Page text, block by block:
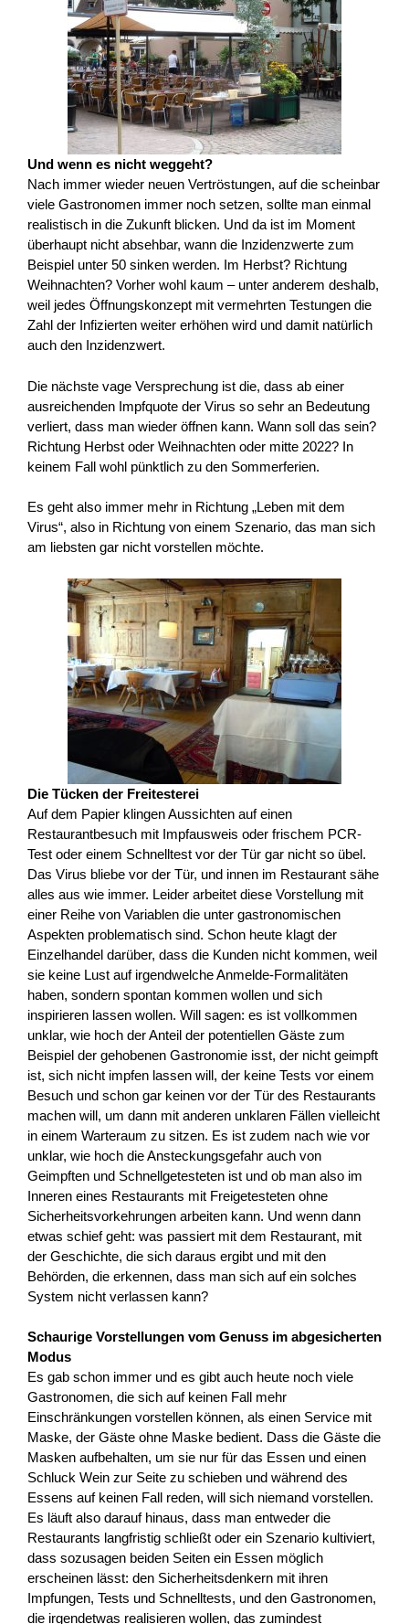
Und wenn es nicht weggeht?
Nach immer wieder neuen Vertröstungen, auf die scheinbar
viele Gastronomen immer noch setzen, sollte man einmal
realistisch in die Zukunft blicken. Und da ist im Moment
überhaupt nicht absehbar, wann die Inzidenzwerte zum
Beispiel unter 50 sinken werden. Im Herbst? Richtung
Weihnachten? Vorher wohl kaum – unter anderem deshalb,
weil jedes Öffnungskonzept mit vermehrten Testungen die
Zahl der Infizierten weiter erhöhen wird und damit natürlich
auch den Inzidenzwert.
Die nächste vage Versprechung ist die, dass ab einer
ausreichenden Impfquote der Virus so sehr an Bedeutung
verliert, dass man wieder öffnen kann. Wann soll das sein?
Richtung Herbst oder Weihnachten oder mitte 2022? In
keinem Fall wohl pünktlich zu den Sommerferien.
Es geht also immer mehr in Richtung „Leben mit dem
Virus“, also in Richtung von einem Szenario, das man sich
am liebsten gar nicht vorstellen möchte.
Die Tücken der Freitesterei
Auf dem Papier klingen Aussichten auf einen
Restaurantbesuch mit Impfausweis oder frischem PCR-
Test oder einem Schnelltest vor der Tür gar nicht so übel.
Das Virus bliebe vor der Tür, und innen im Restaurant sähe
alles aus wie immer. Leider arbeitet diese Vorstellung mit
einer Reihe von Variablen die unter gastronomischen
Aspekten problematisch sind. Schon heute klagt der
Einzelhandel darüber, dass die Kunden nicht kommen, weil
sie keine Lust auf irgendwelche Anmelde-Formalitäten
haben, sondern spontan kommen wollen und sich
inspirieren lassen wollen. Will sagen: es ist vollkommen
unklar, wie hoch der Anteil der potentiellen Gäste zum
Beispiel der gehobenen Gastronomie isst, der nicht geimpft
ist, sich nicht impfen lassen will, der keine Tests vor einem
Besuch und schon gar keinen vor der Tür des Restaurants
machen will, um dann mit anderen unklaren Fällen vielleicht
in einem Warteraum zu sitzen. Es ist zudem nach wie vor
unklar, wie hoch die Ansteckungsgefahr auch von
Geimpften und Schnellgetesteten ist und ob man also im
Inneren eines Restaurants mit Freigetesteten ohne
Sicherheitsvorkehrungen arbeiten kann. Und wenn dann
etwas schief geht: was passiert mit dem Restaurant, mit
der Geschichte, die sich daraus ergibt und mit den
Behörden, die erkennen, dass man sich auf ein solches
System nicht verlassen kann?
Schaurige Vorstellungen vom Genuss im abgesicherten
Modus
Es gab schon immer und es gibt auch heute noch viele
Gastronomen, die sich auf keinen Fall mehr
Einschränkungen vorstellen können, als einen Service mit
Maske, der Gäste ohne Maske bedient. Dass die Gäste die
Masken aufbehalten, um sie nur für das Essen und einen
Schluck Wein zur Seite zu schieben und während des
Essens auf keinen Fall reden, will sich niemand vorstellen.
Es läuft also darauf hinaus, dass man entweder die
Restaurants langfristig schließt oder ein Szenario kultiviert,
dass sozusagen beiden Seiten ein Essen möglich
erscheinen lässt: den Sicherheitsdenkern mit ihren
Impfungen, Tests und Schnelltests, und den Gastronomen,
die irgendetwas realisieren wollen, das zumindest